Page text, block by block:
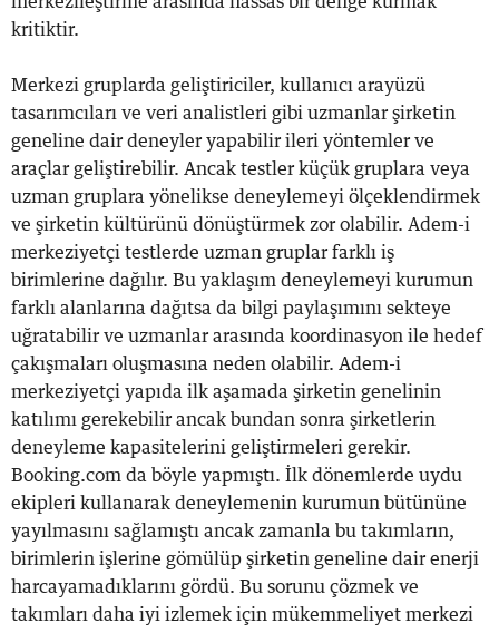
kritiktir.
Merkezi gruplarda geliştiriciler, kullanıcı arayüzü
tasarımcıları ve veri analistleri gibi uzmanlar şirketin
geneline dair deneyler yapabilir ileri yöntemler ve
araçlar geliştirebilir. Ancak testler küçük gruplara veya
uzman gruplara yönelikse deneylemeyi ölçeklendirmek
ve şirketin kültürünü dönüştürmek zor olabilir. Adem-i
merkeziyetçi testlerde uzman gruplar farklı iş
birimlerine dağılır. Bu yaklaşım deneylemeyi kurumun
farklı alanlarına dağıtsa da bilgi paylaşımını sekteye
uğratabilir ve uzmanlar arasında koordinasyon ile hedef
çakışmaları oluşmasına neden olabilir. Adem-i
merkeziyetçi yapıda ilk aşamada şirketin genelinin
katılımı gerekebilir ancak bundan sonra şirketlerin
deneyleme kapasitelerini geliştirmeleri gerekir.
Booking.com da böyle yapmıştı. İlk dönemlerde uydu
ekipleri kullanarak deneylemenin kurumun bütününe
yayılmasını sağlamıştı ancak zamanla bu takımların,
birimlerin işlerine gömülüp şirketin geneline dair enerji
harcayamadıklarını gördü. Bu sorunu çözmek ve
takımları daha iyi izlemek için mükemmeliyet merkezi